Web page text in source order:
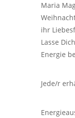
Maria
ihr
Lasse
Energie
Jede/r